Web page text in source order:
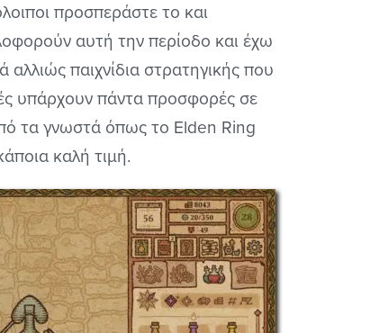
προσπεράστε το και
αυτή την περίοδο και έχω
αλλιώς παιχνίδια στρατηγικής που
υπάρχουν πάντα προσφορές σε
τα γνωστά όπως το Elden Ring
καλή τιμή.